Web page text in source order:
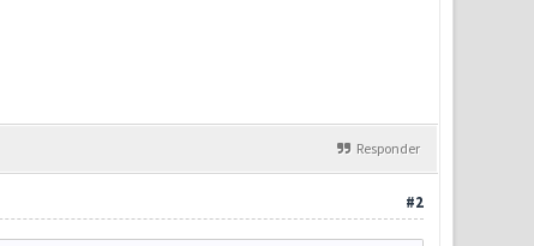
Responder
#2